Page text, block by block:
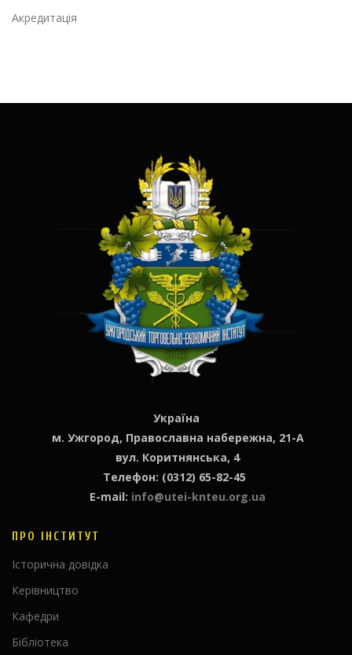
Акредитація
Україна
м. Ужгород, Православна набережна, 21-А
вул. Коритнянська, 4
Телефон: (0312) 65-82-45
E-mail: info@utei-knteu.org.ua
ПРО ІНСТИТУТ
Історична довідка
Керівництво
Кафедри
Бібліотека